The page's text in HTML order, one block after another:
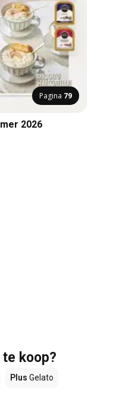
Pagina 79
2026
koop?
Plus Gelato